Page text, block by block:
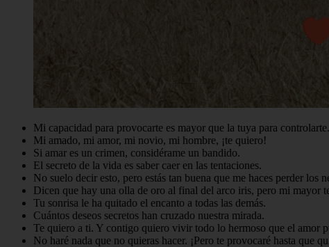
Mi capacidad para provocarte es mayor que la tuya para controlarte.
Mi amado, mi amor, mi novio, mi hombre, ¡te quiero!
Si amar es un crimen, considérame un bandido.
El secreto de la vida es saber caer en las tentaciones.
No suelo decir esto, pero estás tan buena que me haces perder los
Dicen que hay una olla de oro al final del arco iris, pero mi mayor
Tu sonrisa le ha quitado el encanto a todas las demás.
Cuántos deseos secretos han cruzado nuestra mirada.
Te quiero a ti. Y contigo quiero vivir todo lo hermoso que el amor
No haré nada que no quieras hacer. ¡Pero te provocaré hasta que